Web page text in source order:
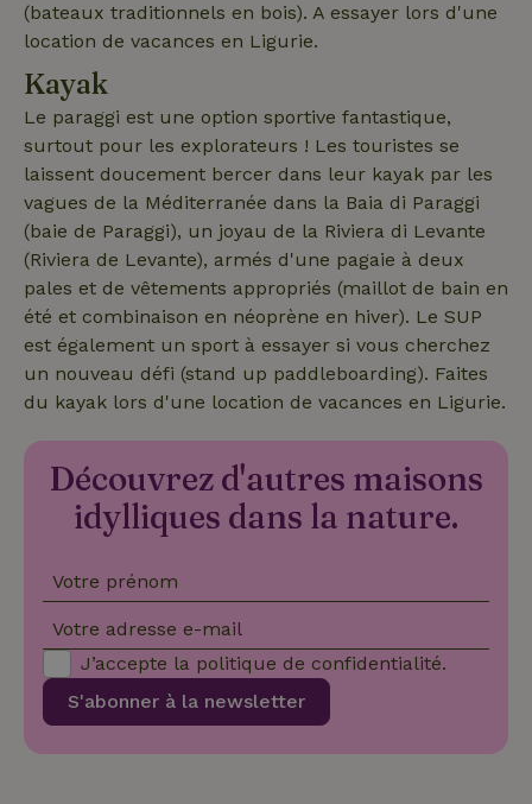
(bateaux traditionnels en bois). A essayer lors d'une
location de vacances en Ligurie.
Kayak
Le paraggi est une option sportive fantastique,
surtout pour les explorateurs ! Les touristes se
laissent doucement bercer dans leur kayak par les
vagues de la Méditerranée dans la Baia di Paraggi
(baie de Paraggi), un joyau de la Riviera di Levante
(Riviera de Levante), armés d'une pagaie à deux
pales et de vêtements appropriés (maillot de bain en
été et combinaison en néoprène en hiver). Le SUP
est également un sport à essayer si vous cherchez
un nouveau défi (stand up paddleboarding). Faites
du kayak lors d'une location de vacances en Ligurie.
Découvrez d'autres maisons
idylliques dans la nature.
Votre prénom
Votre adresse e-mail
S'abonner à la newsletter
J’accepte la politique de confidentialité.
_nhftconstraint_search-
group-locations
www.maisonnature.fr
_nhftconstraint_user-
www.maisonnature.fr
_nhft_open-gds-onboarding www.maisonnature.fr
locations